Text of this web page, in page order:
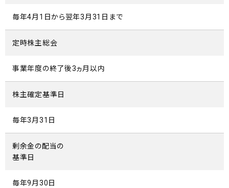
毎年4月1日から翌年3月31日まで
定時株主総会
事業年度の終了後3ヵ月以内
株主確定基準日
毎年3月31日
剰余金の配当の
基準日
毎年9月30日